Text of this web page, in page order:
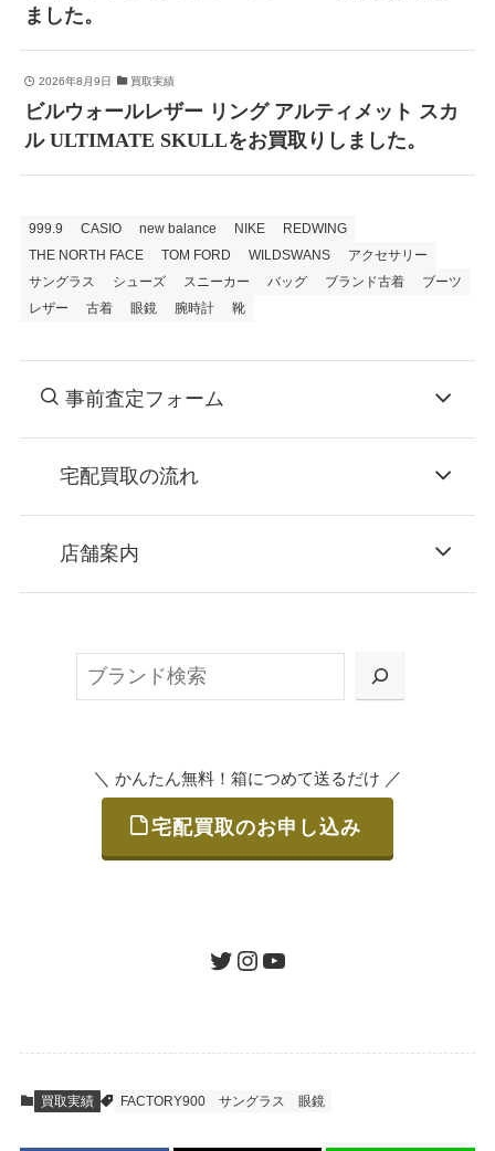
ました。
2026年8月9日 買取実績
ビルウォールレザー リング アルティメット スカ
ル ULTIMATE SKULLをお買取りしました。
999.9 CASIO new balance NIKE
REDWING
THE NORTH FACE
TOM FORD WILDSWANS
アクセサリー
サングラス
シューズ スニーカー バッグ ブランド古着
ブーツ
レザー
古着 眼鏡 腕時計 靴
事前査定フォーム
宅配買取の流れ
お申込み
または梱包材不要の「集荷申込」からお選び
ご発送
査定結果のご承認 / 入金
店舗案内
＼ かんたん無料！箱につめて送るだけ ／
宅配買取のお申し込み
ツイッターインスタグラムユーチューブ
買取実績 FACTORY900 サングラス 眼鏡